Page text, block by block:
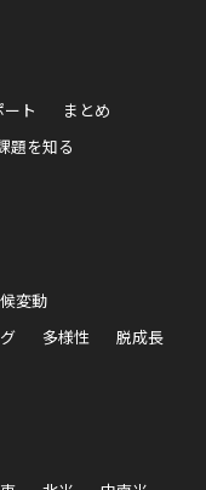
ート
まとめ
題を知る
変動
多様性 脱成長